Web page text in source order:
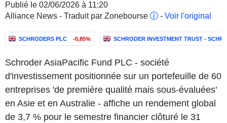
Publié le 02/06/2026 à 11:20
Alliance News - Traduit par Zonebourse
- Voir l'original
SCHRODERS PLC -0,85% SCHRODER INVESTMENT TRUST -
Schroder AsiaPacific Fund PLC - société
d'investissement positionnée sur un portefeuille de 60
entreprises 'de première qualité mais sous-évaluées'
en Asie et en Australie - affiche un rendement global
de 3,7 % pour le semestre financier clôturé le 31